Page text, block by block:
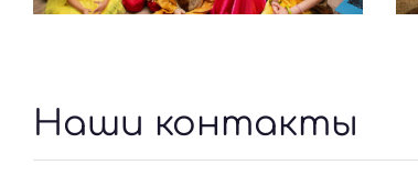
Наши контакты